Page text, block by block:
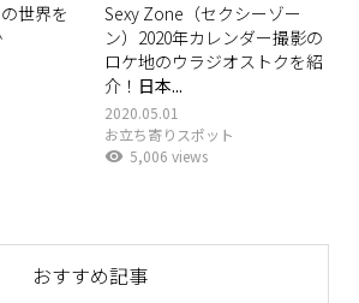
世界を
Sexy Zone（セクシーゾー
ン）2020年カレンダー撮影の
ロケ地のウラジオストクを紹
介！ 日本...
2020.05.01
お立ち寄りスポット
5,006 views
おすすめ記事